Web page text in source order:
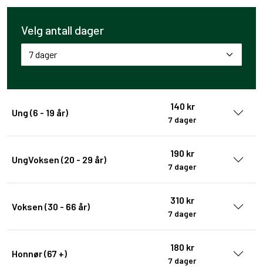
Velg antall dager
Ung (6 - 19 år)
140 kr
7 dager
UngVoksen (20 - 29 år)
190 kr
7 dager
Voksen (30 - 66 år)
310 kr
7 dager
Honnør (67 +)
180 kr
7 dager